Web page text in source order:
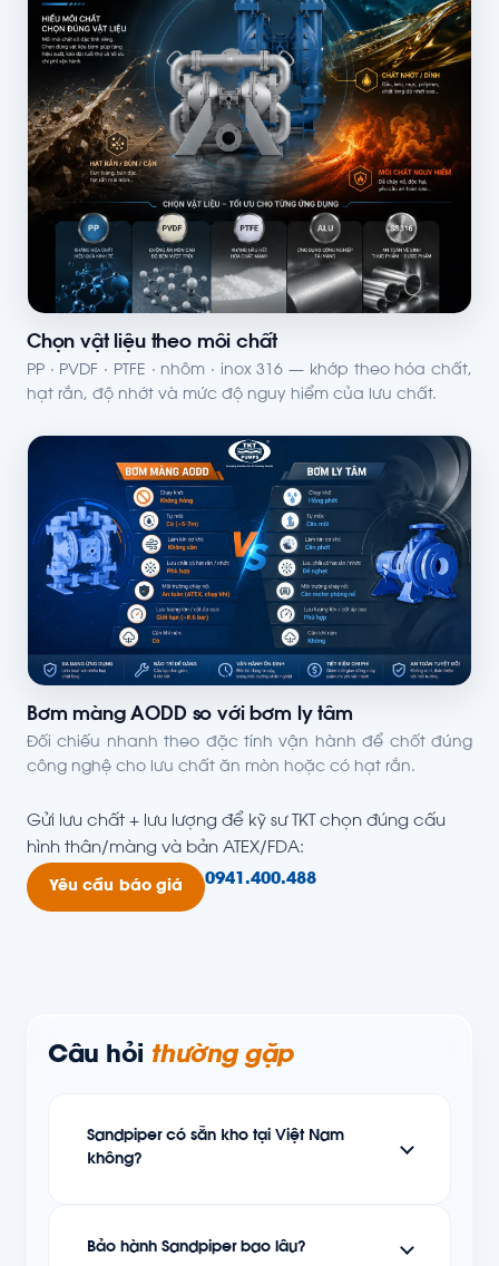
Chọn vật liệu theo môi chất
PP · PVDF · PTFE · nhôm · inox 316 — khớp theo hóa chất,
hạt rắn, độ nhớt và mức độ nguy hiểm của lưu chất.
Bơm màng AODD so với bơm ly tâm
Đối chiếu nhanh theo đặc tính vận hành để chốt đúng
công nghệ cho lưu chất ăn mòn hoặc có hạt rắn.
Gửi lưu chất + lưu lượng để kỹ sư TKT chọn đúng cấu
hình thân/màng và bản ATEX/FDA:
Yêu cầu báo giá 0941.400.488
Câu hỏi thường gặp
Sandpiper có sẵn kho tại Việt Nam
không?
Bảo hành Sandpiper bao lâu?